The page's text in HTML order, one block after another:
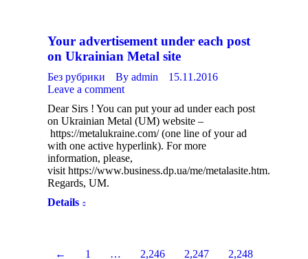
Your advertisement under each post
on Ukrainian Metal site
Без рубрики By admin
15.11.2016
Leave a comment
Dear Sirs ! You can put your ad under each post
on Ukrainian Metal (UM) website –
https://metalukraine.com/ (one line of your ad
with one active hyperlink). For more
information, please,
visit https://www.business.dp.ua/me/metalasite.htm.
Regards, UM.
Details
← 1 … 2,246 2,247
2,248